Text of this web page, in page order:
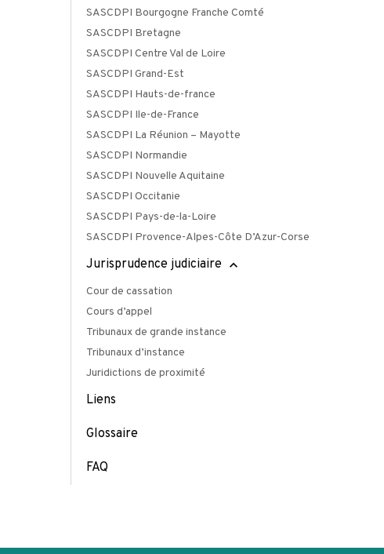
SASCDPI Bourgogne Franche Comté
SASCDPI Bretagne
SASCDPI Centre Val de Loire
SASCDPI Grand-Est
SASCDPI Hauts-de-france
SASCDPI Ile-de-France
SASCDPI La Réunion – Mayotte
SASCDPI Normandie
SASCDPI Nouvelle Aquitaine
SASCDPI Occitanie
SASCDPI Pays-de-la-Loire
SASCDPI Provence-Alpes-Côte D’Azur-Corse
Jurisprudence judiciaire
Cour de cassation
Cours d’appel
Tribunaux de grande instance
Tribunaux d’instance
Juridictions de proximité
Liens
Glossaire
FAQ